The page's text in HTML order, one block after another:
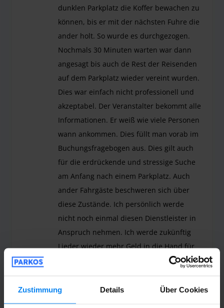
Zustimmung Details Über Cookies
dunklen Parkplatz die Koffer bewachen zu
können, bis er mit der nächsten Fuhre die
ander holt. So wurde es durchgezogen.
Nochmals 30 Minuten warten war dann
angesagt bis auch de Rest der Reisenden
auf dem Parkplatz wieder vereint wurden.
Dies war einfach nicht professionell und
akzeptabel. Der Veranstalter bekommt alle
Informationen. Er weiß wie viele Personen
wann ankommen. Dies füllt man vorab im
Buchungsfragebogen aus. Dies gilt auch
für die erdrückende und stressige Suche
am Anfang nach einem Parkplatz. Auch
ander Fahrgäste beschweren sich über
diese Zustände. Ich persönlich werde
nicht noch einmal diesen Dienstleister in
Anspruch nehmen. Ich werde zukünftig
Lieder wieder mehr Geld in die Hand für
einen Reibungslosen Ablauf in die Hand
und Ankunft ersparen.
Leider war meine Erfahrung alles andere als